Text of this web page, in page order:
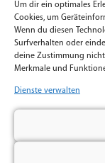
Um dir ein optimales
Cookies, um
Wenn du diesen
Surfverhalten oder
deine Zustimmung
Merkmale und
Dienste verwalten
Teilfolierung
umgesetzt.
Weiterlesen »